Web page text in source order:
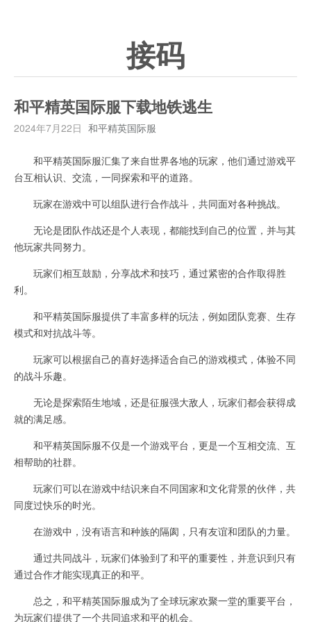
接码
和平精英国际服下载地铁逃生
2024年7月22日 和平精英国际服
和平精英国际服汇集了来自世界各地的玩家，他们通过游戏平
台互相认识、交流，一同探索和平的道路。
玩家在游戏中可以组队进行合作战斗，共同面对各种挑战。
无论是团队作战还是个人表现，都能找到自己的位置，并与其
他玩家共同努力。
玩家们相互鼓励，分享战术和技巧，通过紧密的合作取得胜
利。
和平精英国际服提供了丰富多样的玩法，例如团队竞赛、生存
模式和对抗战斗等。
玩家可以根据自己的喜好选择适合自己的游戏模式，体验不同
的战斗乐趣。
无论是探索陌生地域，还是征服强大敌人，玩家们都会获得成
就的满足感。
和平精英国际服不仅是一个游戏平台，更是一个互相交流、互
相帮助的社群。
玩家们可以在游戏中结识来自不同国家和文化背景的伙伴，共
同度过快乐的时光。
在游戏中，没有语言和种族的隔阂，只有友谊和团队的力量。
通过共同战斗，玩家们体验到了和平的重要性，并意识到只有
通过合作才能实现真正的和平。
总之，和平精英国际服成为了全球玩家欢聚一堂的重要平台，
为玩家们提供了一个共同追求和平的机会。